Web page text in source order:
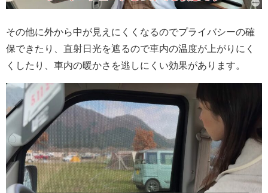
その他に外から中が見えにくくなるのでプライバシーの確
保できたり、直射日光を遮るので車内の温度が上がりにく
くしたり、車内の暖かさを逃しにくい効果があります。